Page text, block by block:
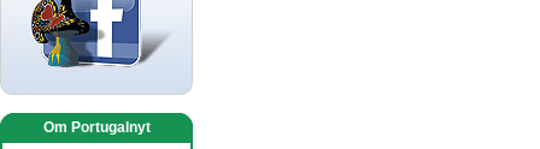
Om Portugalnyt